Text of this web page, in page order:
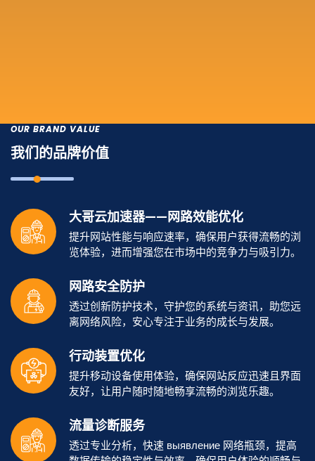
OUR BRAND VALUE
我们的品牌价值
大哥云加速器——网路效能优化
提升网站性能与响应速率，确保用户获得流畅的浏
览体验，进而增强您在市场中的竞争力与吸引力。
网路安全防护
透过创新防护技术，守护您的系统与资讯，助您远
离网络风险，安心专注于业务的成长与发展。
行动装置优化
提升移动设备使用体验，确保网站反应迅速且界面
友好，让用户随时随地畅享流畅的浏览乐趣。
流量诊断服务
透过专业分析，快速 выявление 网络瓶颈，提高